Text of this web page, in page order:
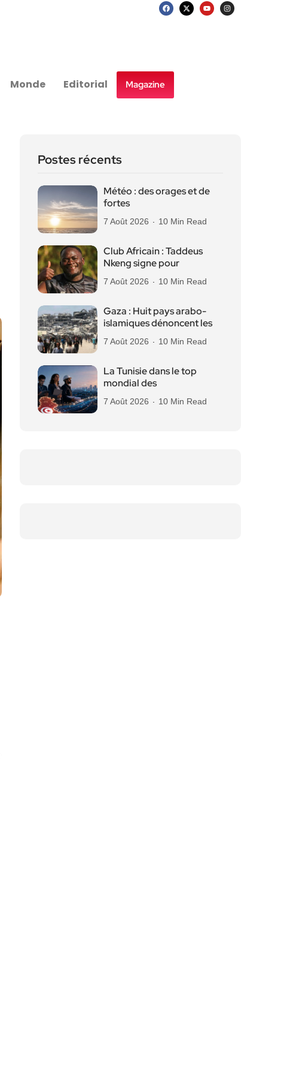
Monde Editorial Magazine
Postes récents
Météo : des orages et de
fortes
7 Août 2026 10 Min Read
Club Africain : Taddeus
Nkeng signe pour
7 Août 2026 10 Min Read
Gaza : Huit pays arabo-
islamiques dénoncent les
7 Août 2026 10 Min Read
La Tunisie dans le top
mondial des
7 Août 2026 10 Min Read